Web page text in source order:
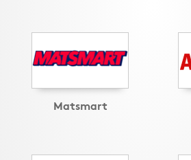
Matsmart